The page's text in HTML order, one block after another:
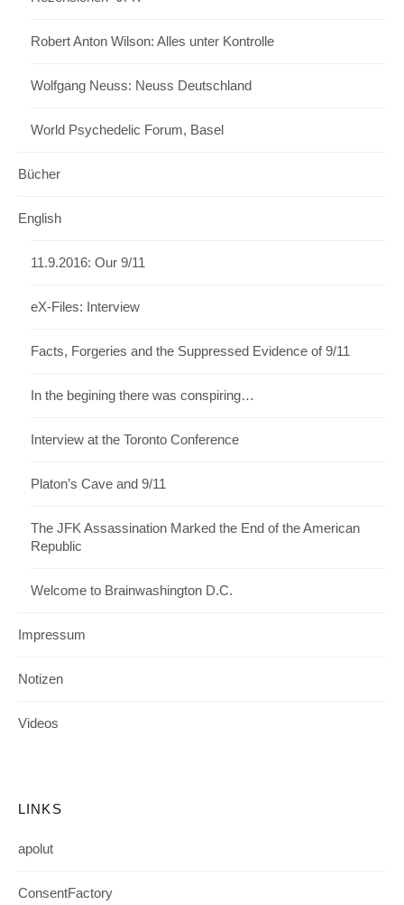
Robert Anton Wilson: Alles unter Kontrolle
Wolfgang Neuss: Neuss Deutschland
World Psychedelic Forum, Basel
Bücher
English
11.9.2016: Our 9/11
eX-Files: Interview
Facts, Forgeries and the Suppressed Evidence of 9/11
In the begining there was conspiring…
Interview at the Toronto Conference
Platon’s Cave and 9/11
The JFK Assassination Marked the End of the American
Republic
Welcome to Brainwashington D.C.
Impressum
Notizen
Videos
LINKS
apolut
ConsentFactory